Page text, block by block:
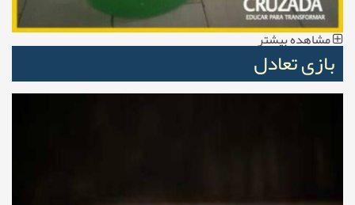
مشاهده بیشتر
بازی تعادل